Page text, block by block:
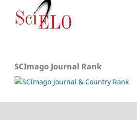
SCImago Journal Rank